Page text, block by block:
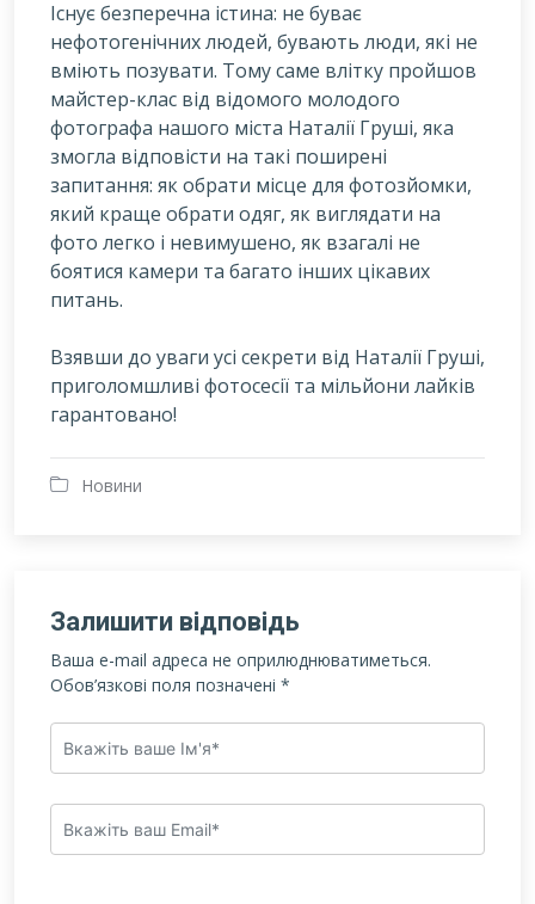
Існує безперечна істина: не буває
нефотогенічних людей, бувають люди, які не
вміють позувати. Тому саме влітку пройшов
майстер-клас від відомого молодого
фотографа нашого міста Наталії Груші, яка
змогла відповісти на такі поширені
запитання: як обрати місце для фотозйомки,
який краще обрати одяг, як виглядати на
фото легко і невимушено, як взагалі не
боятися камери та багато інших цікавих
питань.
Взявши до уваги усі секрети від Наталії Груші,
приголомшливі фотосесії та мільйони лайків
гарантовано!
Новини
Залишити відповідь
Ваша e-mail адреса не оприлюднюватиметься.
Обов’язкові поля позначені *